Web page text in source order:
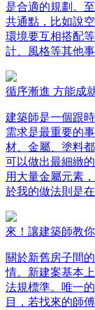
是合適的規劃。
共通點，比如說
環境要互相搭配
計、風格等其他
循序漸進 方能成
建築師是一個跟
需求是最重要的
材、金屬、塗料
可以做出最細緻
用大量金屬元素
於我的做法則是
來！讓建築師教
關於新舊房子間
情。新建案基本
法規標準。唯一
目，若找來的師